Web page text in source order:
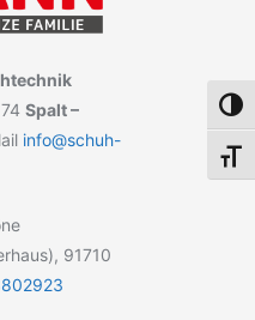
Spalt –
info@schuh-
91710